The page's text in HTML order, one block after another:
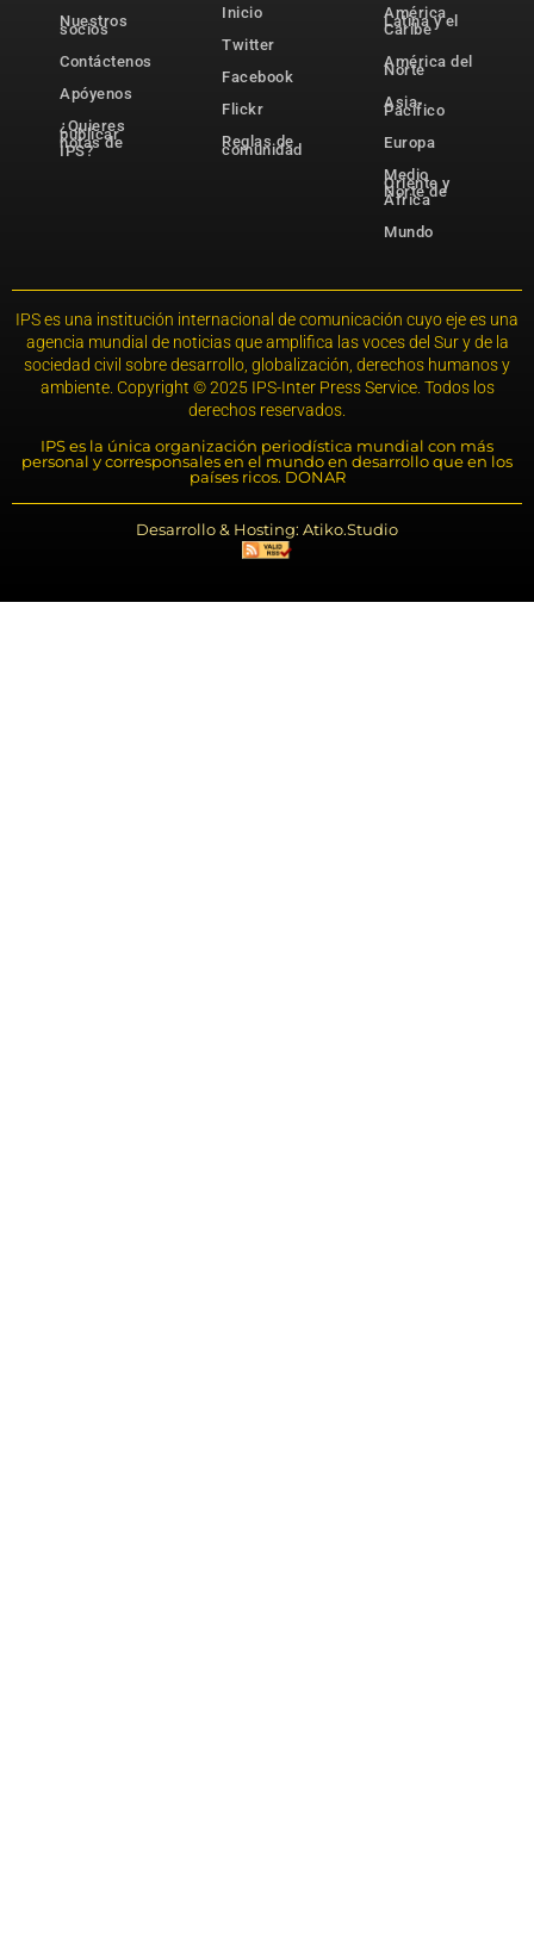
Nuestros
socios
Contáctenos
Apóyenos
¿Quieres
publicar
notas de
IPS?
Inicio
Twitter
Facebook
Flickr
Reglas de
comunidad
América
Latina y el
Caribe
América del
Norte
Asia-
Pacífico
Europa
Medio
Oriente y
Norte de
África
Mundo
IPS es una institución internacional de comunicación cuyo eje es una
agencia mundial de noticias que amplifica las voces del Sur y de la
sociedad civil sobre desarrollo, globalización, derechos humanos y
ambiente. Copyright © 2025 IPS-Inter Press Service. Todos los
derechos reservados.
IPS es la única organización periodística mundial con más
personal y corresponsales en el mundo en desarrollo que en los
países ricos. DONAR
Desarrollo & Hosting: Atiko.Studio